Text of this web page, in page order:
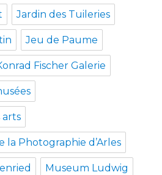
Jardin des Tuileries
Jeu de Paume
Fischer Galerie
arts
la Photographie d’Arles
Museum Ludwig